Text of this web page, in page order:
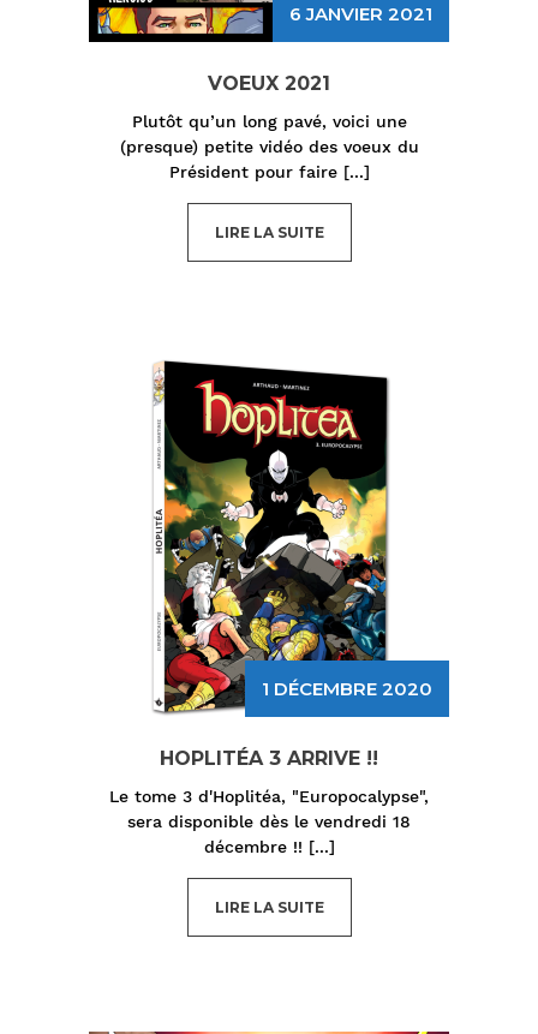
6 JANVIER 2021
VOEUX 2021
Plutôt qu’un long pavé, voici une
(presque) petite vidéo des voeux du
Président pour faire [...]
LIRE LA SUITE
1 DÉCEMBRE 2020
HOPLITÉA 3 ARRIVE !!
Le tome 3 d'Hoplitéa, "Europocalypse",
sera disponible dès le vendredi 18
décembre !! [...]
LIRE LA SUITE